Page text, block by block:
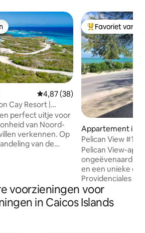
Gemiddelde beoordeling van
4,87 (38)
Cay Resort |
perfect uitje voor
van Noord-
verkennen. Op
van de
kustlijn van
Topfavoriet van
Favoriet van
Appartement in
les
Pelican View #1
appartement aan
Pelican View-
ongeëvenaarde
en een unieke en
Providenciales te
buurt van Blue
gesust in het
eilandleven
voorzieningen voor
in Caicos Islands